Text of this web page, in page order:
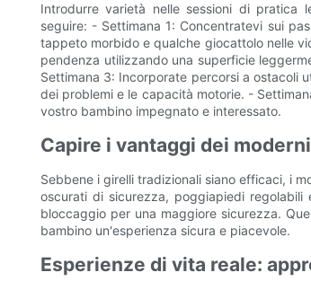
Introdurre varietà nelle sessioni di pratica
seguire: - Settimana 1: Concentratevi sui
tappeto morbido e qualche giocattolo nelle
pendenza utilizzando una superficie
Settimana 3: Incorporate percorsi a ostacoli
dei problemi e le capacità motorie. -
vostro bambino impegnato e interessato.
Capire i vantaggi dei
Sebbene i girelli tradizionali siano efficaci, i
oscurati di sicurezza, poggiapiedi
bloccaggio per una maggiore sicurezza.
bambino un'esperienza sicura e piacevole.
Esperienze di vita reale: